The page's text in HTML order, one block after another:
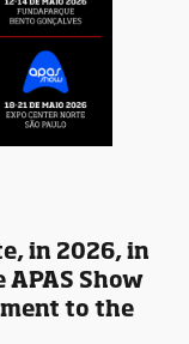
in 2026, in
Show
to the